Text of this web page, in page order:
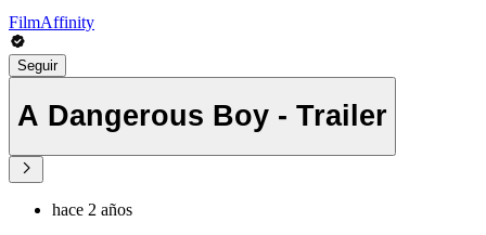
FilmAffinity
Seguir
A Dangerous Boy - Trailer
hace 2 años